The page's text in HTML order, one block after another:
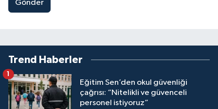
Gönder
Trend Haberler
Eğitim Sen’den okul güvenliği
çağrısı: “Nitelikli ve güvenceli
personel istiyoruz”
1